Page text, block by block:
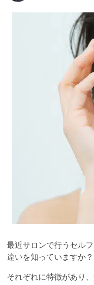
最近サロンで行うセル
違いを知っていますか？
それぞれに特徴があり